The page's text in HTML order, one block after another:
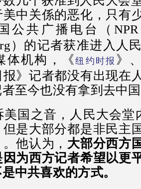
中关係的恶化，只有
公共广播电台（
）的记者获准进入人
体机构，《纽约时报 》
报》记者都没有出现在
至今也没有拿到去中
美国之音，人民大会堂
是大部分都是非民主
他认为， 大部分西方
为西方记者希望以更
中共喜欢的方式。